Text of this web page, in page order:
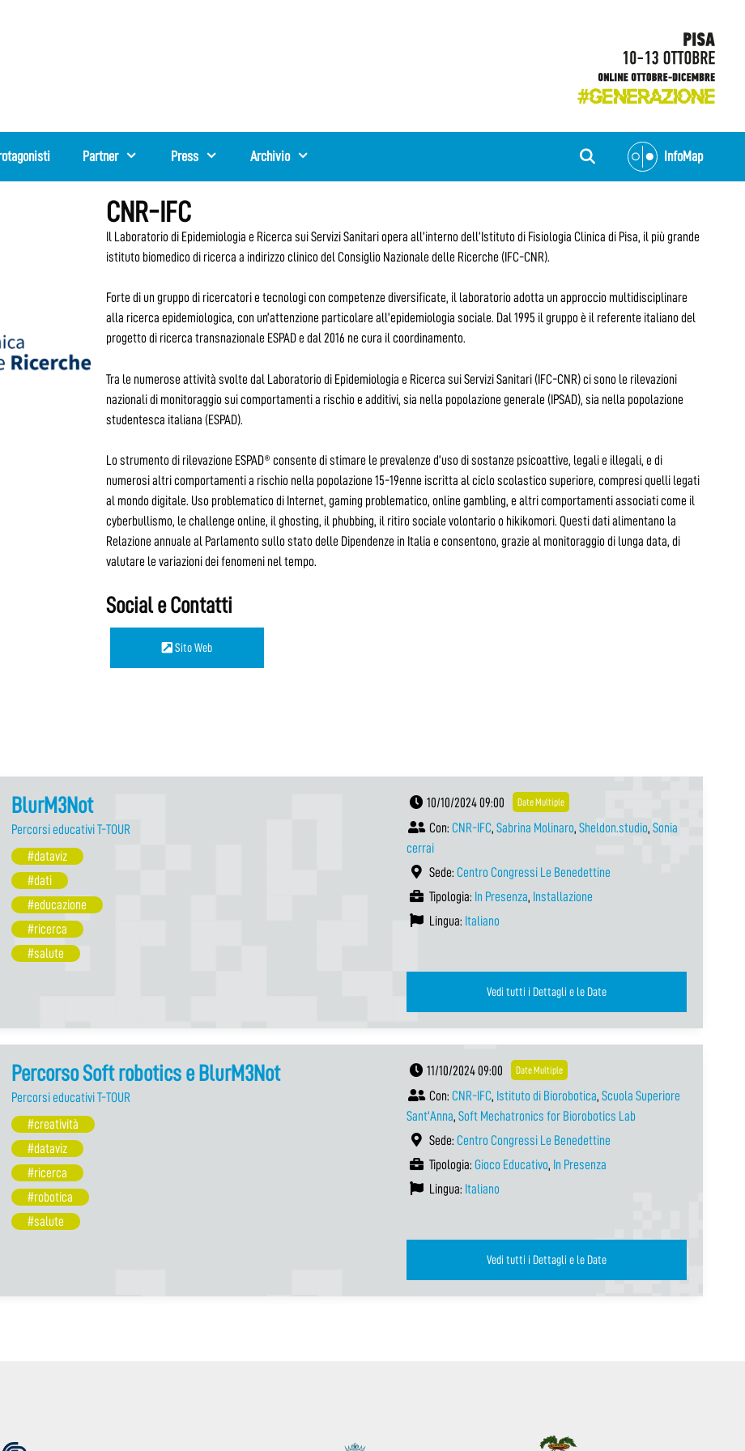
Partner Press Archivio InfoMap
CNR-IFC
Il Laboratorio di Epidemiologia e Ricerca sui Servizi Sanitari opera all’interno dell’Istituto di Fisiologia Clinica di Pisa, il più grande
istituto biomedico di ricerca a indirizzo clinico del Consiglio Nazionale delle Ricerche (IFC-CNR).
Forte di un gruppo di ricercatori e tecnologi con competenze diversificate, il laboratorio adotta un approccio multidisciplinare
alla ricerca epidemiologica, con un’attenzione particolare all’epidemiologia sociale. Dal 1995 il gruppo è il referente italiano del
progetto di ricerca transnazionale ESPAD e dal 2016 ne cura il coordinamento.
Tra le numerose attività svolte dal Laboratorio di Epidemiologia e Ricerca sui Servizi Sanitari (IFC-CNR) ci sono le rilevazioni
nazionali di monitoraggio sui comportamenti a rischio e additivi, sia nella popolazione generale (IPSAD), sia nella popolazione
studentesca italiana (ESPAD).
Lo strumento di rilevazione ESPAD® consente di stimare le prevalenze d’uso di sostanze psicoattive, legali e illegali, e di
numerosi altri comportamenti a rischio nella popolazione 15-19enne iscritta al ciclo scolastico superiore, compresi quelli legati
al mondo digitale. Uso problematico di Internet, gaming problematico, online gambling, e altri comportamenti associati come il
cyberbullismo, le challenge online, il ghosting, il phubbing, il ritiro sociale volontario o hikikomori. Questi dati alimentano la
Relazione annuale al Parlamento sullo stato delle Dipendenze in Italia e consentono, grazie al monitoraggio di lunga data, di
valutare le variazioni dei fenomeni nel tempo.
Social e Contatti
Sito Web
BlurM3Not
Percorsi educativi T-TOUR
#dataviz
#dati
#educazione
#ricerca
#salute
10/10/2024 09:00 Date Multiple
Con: CNR-IFC, Sabrina Molinaro, Sheldon.studio, Sonia
cerrai
Sede: Centro Congressi Le Benedettine
Tipologia: In Presenza, Installazione
Lingua: Italiano
Vedi tutti i Dettagli e le Date
Percorso Soft robotics e BlurM3Not
Percorsi educativi T-TOUR
#creatività
#dataviz
#ricerca
#robotica
#salute
11/10/2024 09:00 Date Multiple
Con: CNR-IFC, Istituto di Biorobotica, Scuola Superiore
Sant'Anna, Soft Mechatronics for Biorobotics Lab
Sede: Centro Congressi Le Benedettine
Tipologia: Gioco Educativo, In Presenza
Lingua: Italiano
Vedi tutti i Dettagli e le Date